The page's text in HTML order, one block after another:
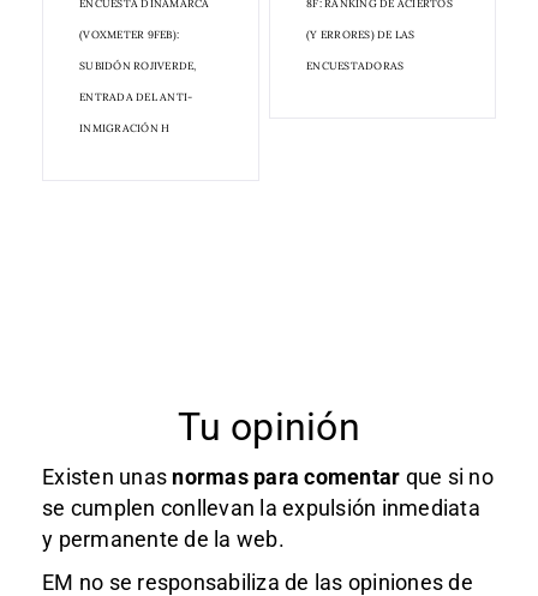
ENCUESTA DINAMARCA
(VOXMETER 9FEB):
SUBIDÓN ROJIVERDE,
ENTRADA DEL ANTI-
INMIGRACIÓN H
8F: RANKING DE ACIERTOS
(Y ERRORES) DE LAS
ENCUESTADORAS
Tu opinión
Existen unas normas para comentar que si no
se cumplen conllevan la expulsión inmediata
y permanente de la web.
EM no se responsabiliza de las opiniones de